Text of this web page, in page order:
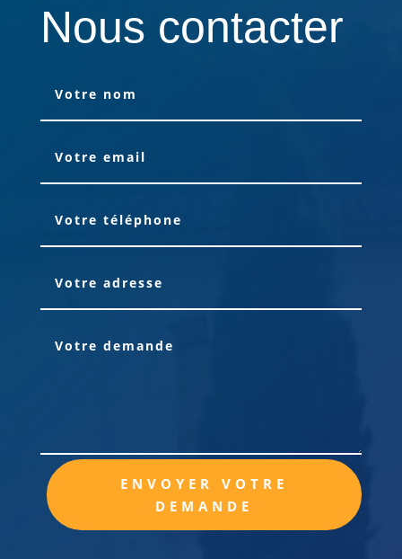
Nous contacter
ENVOYER VOTRE
DEMANDE
Alternative: